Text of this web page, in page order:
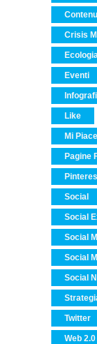
Crisis
Eventi
Like
Mi Piace
Pagine
Social
Social
Social
Social
Social
Twitter
Web 2.0